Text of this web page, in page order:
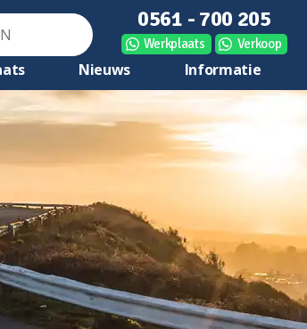
0561 - 700 205
Werkplaats Verkoop
Nieuws Informatie